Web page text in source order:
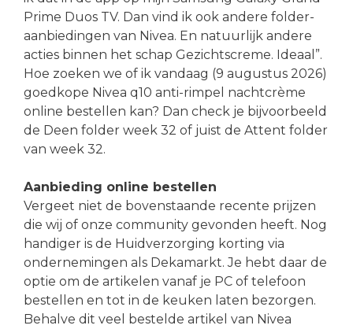
Prime Duos TV. Dan vind ik ook andere folder-
aanbiedingen van Nivea. En natuurlijk andere
acties binnen het schap Gezichtscreme. Ideaal”.
Hoe zoeken we of ik vandaag (9 augustus 2026)
goedkope Nivea q10 anti-rimpel nachtcrème
online bestellen kan? Dan check je bijvoorbeeld
de Deen folder week 32 of juist de Attent folder
van week 32.
Aanbieding online bestellen
Vergeet niet de bovenstaande recente prijzen
die wij of onze community gevonden heeft. Nog
handiger is de Huidverzorging korting via
ondernemingen als Dekamarkt. Je hebt daar de
optie om de artikelen vanaf je PC of telefoon
bestellen en tot in de keuken laten bezorgen.
Behalve dit veel bestelde artikel van Nivea